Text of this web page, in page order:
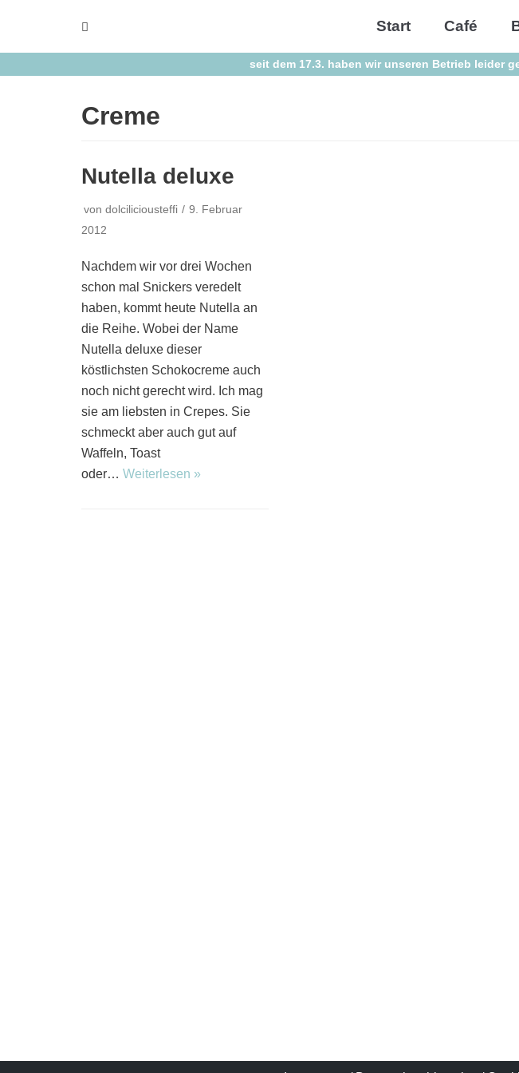
Start Café
seit dem 17.3. haben wir unseren Betrieb leider
Creme
Nutella deluxe
von dolciliciousteffi
9. Februar
2012
Nachdem wir vor drei Wochen
schon mal Snickers veredelt
haben, kommt heute Nutella an
die Reihe. Wobei der Name
Nutella deluxe dieser
köstlichsten Schokocreme auch
noch nicht gerecht wird. Ich mag
sie am liebsten in Crepes. Sie
schmeckt aber auch gut auf
Waffeln, Toast
oder… Weiterlesen »